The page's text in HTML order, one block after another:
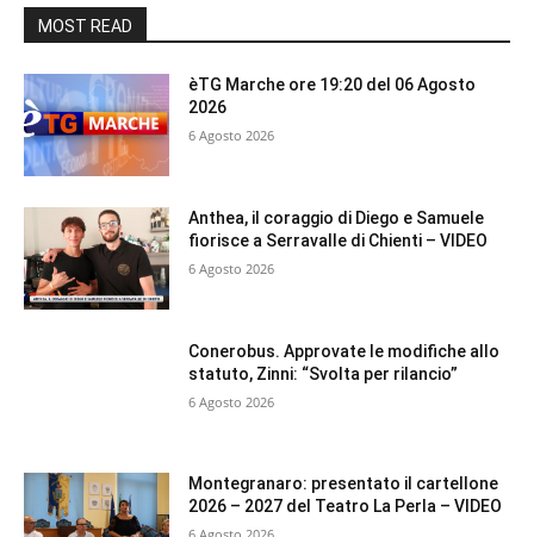
MOST READ
èTG Marche ore 19:20 del 06 Agosto
2026
6 Agosto 2026
Anthea, il coraggio di Diego e Samuele
fiorisce a Serravalle di Chienti – VIDEO
6 Agosto 2026
Conerobus. Approvate le modifiche allo
statuto, Zinni: “Svolta per rilancio”
6 Agosto 2026
Montegranaro: presentato il cartellone
2026 – 2027 del Teatro La Perla – VIDEO